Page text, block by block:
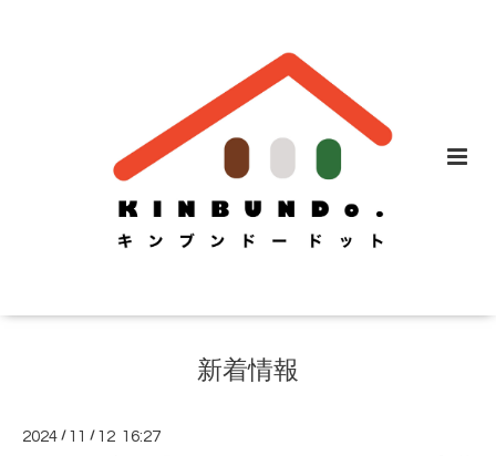
新着情報
2024 / 11 / 12 16:27